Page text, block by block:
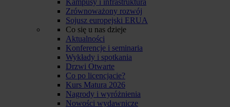
Zrównoważony rozwój
Sojusz europejski ERUA
Co się u nas dzieje
Aktualności
Konferencje i seminaria
Wykłady i spotkania
Drzwi Otwarte
Co po licencjacie?
Kurs Matura 2026
Nagrody i wyróżnienia
Nowości wydawnicze